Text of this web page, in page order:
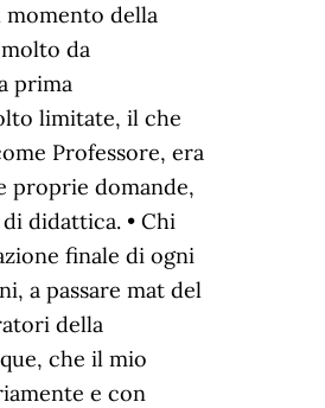
della
da
prima
limitate, il che
Professore, era
proprie domande,
didattica. • Chi
finale di ogni
a passare mat del
della
che il mio
e con